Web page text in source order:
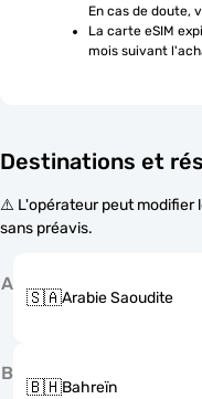
En cas de doute,
La carte eSIM
mois suivant
Destinations et
⚠️ L'opérateur peut modifier
sans préavis.
A
🇸🇦Arabie Saoudite
B
🇧🇭Bahreïn